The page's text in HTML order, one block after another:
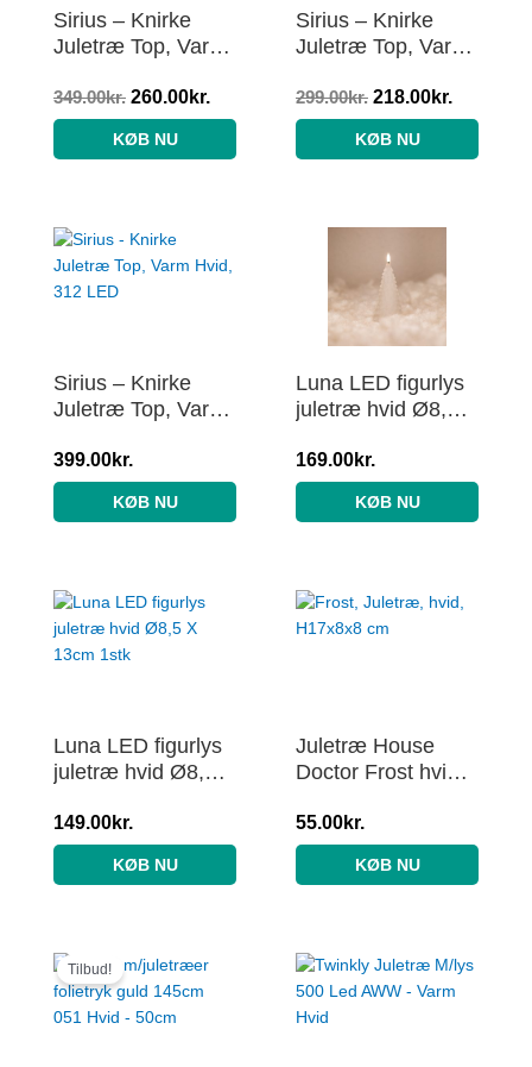
Sirius – Knirke
Juletræ Top, Varm
349.00kr. 260.00kr.
KØB NU
Sirius – Knirke
Juletræ Top, Varm
299.00kr. 218.00kr.
KØB NU
Sirius – Knirke
Juletræ Top, Varm
399.00kr.
KØB NU
Luna LED figurlys
juletræ hvid Ø8,5 X
169.00kr.
KØB NU
Luna LED figurlys
juletræ hvid Ø8,5 X
149.00kr.
KØB NU
Juletræ House
Doctor Frost hvid
cm julepynt
55.00kr.
KØB NU
Tilbud!
oprindelige
pris
var:
aktuelle
pris